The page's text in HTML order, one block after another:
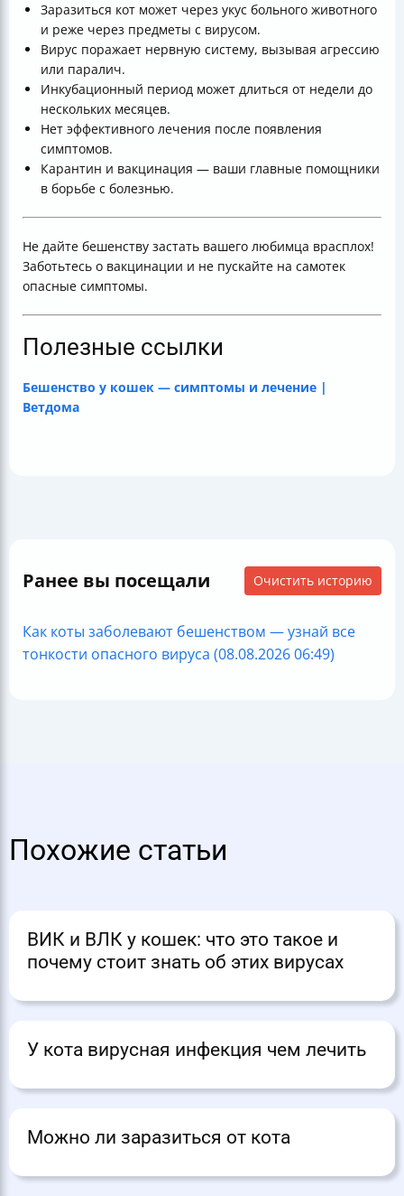
Заразиться кот может через укус больного животного
и реже через предметы с вирусом.
Вирус поражает нервную систему, вызывая агрессию
или паралич.
Инкубационный период может длиться от недели до
нескольких месяцев.
Нет эффективного лечения после появления
симптомов.
Карантин и вакцинация — ваши главные помощники
в борьбе с болезнью.
Не дайте бешенству застать вашего любимца врасплох!
Заботьтесь о вакцинации и не пускайте на самотек
опасные симптомы.
Полезные ссылки
Бешенство у кошек — симптомы и лечение |
Ветдома
Ранее вы посещали Очистить историю
Как коты заболевают бешенством — узнай все
тонкости опасного вируса (08.08.2026 06:49)
Похожие статьи
ВИК и ВЛК у кошек: что это такое и
почему стоит знать об этих вирусах
У кота вирусная инфекция чем лечить
Можно ли заразиться от кота